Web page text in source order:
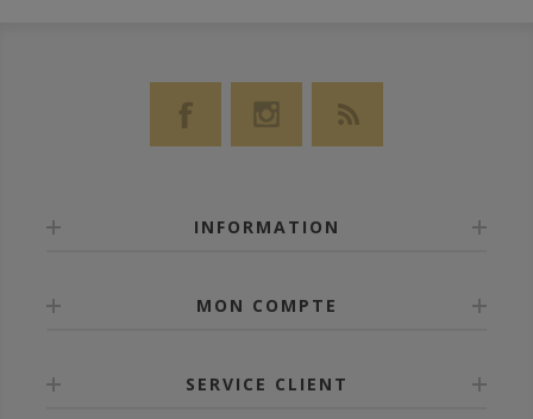
INFORMATION
MON COMPTE
SERVICE CLIENT